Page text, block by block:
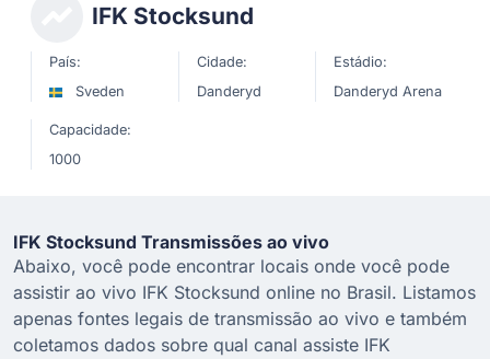
IFK Stocksund
País:
Sveden
Cidade:
Danderyd
Estádio:
Danderyd Arena
Capacidade:
1000
IFK Stocksund Transmissões ao vivo
Abaixo, você pode encontrar locais onde você pode
assistir ao vivo IFK Stocksund online no Brasil. Listamos
apenas fontes legais de transmissão ao vivo e também
coletamos dados sobre qual canal assiste IFK